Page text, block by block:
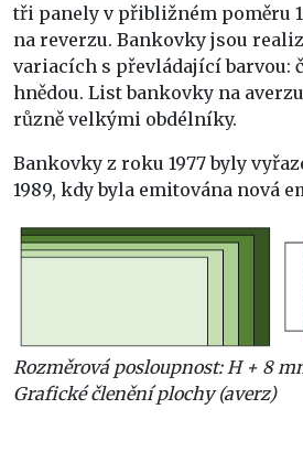
tři panely v přibližném poměru
na reverzu. Bankovky jsou
variacích s převládající barvou:
hnědou. List bankovky na
různě velkými obdélníky.
Bankovky z roku 1977 byly
1989, kdy byla emitována nová
Rozměrová posloupnost: H + 8
Grafické členění plochy (averz)